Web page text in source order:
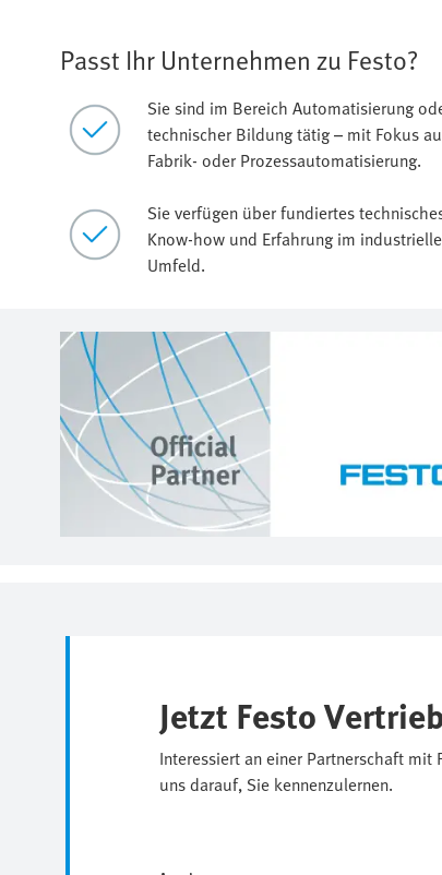
Passt Ihr Unternehmen zu Festo?
Sie sind im Bereich Automatisierung
technischer Bildung tätig – mit Fokus
Fabrik- oder Prozessautomatisierung.
Sie verfügen über fundiertes
Know-how und Erfahrung im
Umfeld.
Jetzt Festo
Interessiert an einer Partnerschaft
uns darauf, Sie kennenzulernen.